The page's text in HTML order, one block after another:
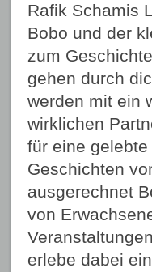
Rafik Schamis
Bobo und der
zum
gehen durch
werden mit ein
wirklichen
für eine
Geschichten
ausgerechnet
von
erlebe dabei